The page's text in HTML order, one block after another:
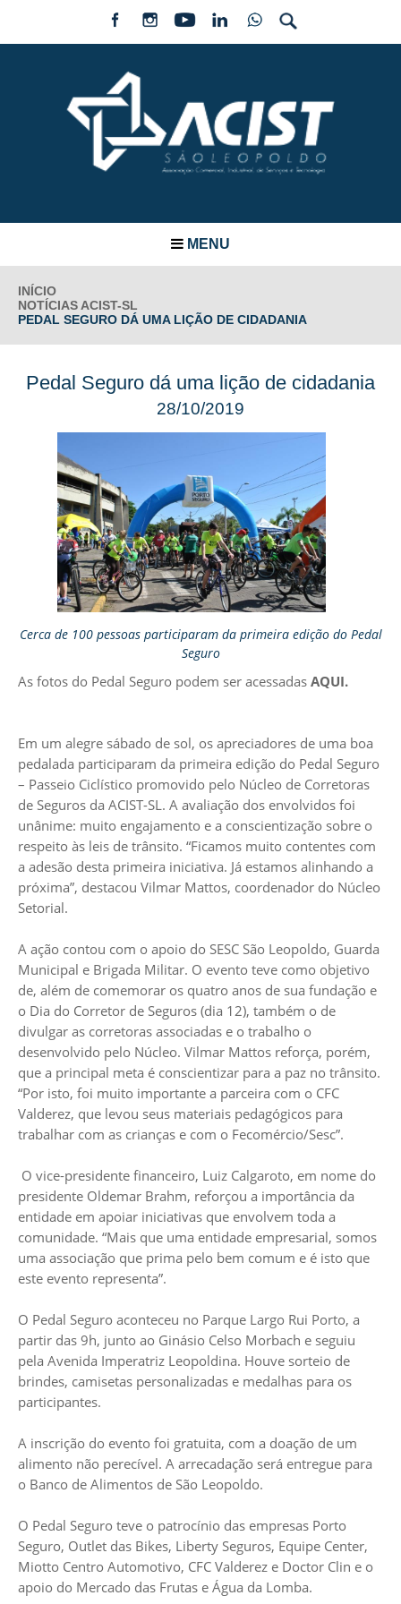
MENU
INÍCIO
NOTÍCIAS ACIST-SL
PEDAL SEGURO DÁ UMA LIÇÃO DE CIDADANIA
Pedal Seguro dá uma lição de cidadania
28/10/2019
Cerca de 100 pessoas participaram da primeira edição do Pedal
Seguro
As fotos do Pedal Seguro podem ser acessadas AQUI.
Em um alegre sábado de sol, os apreciadores de uma boa
pedalada participaram da primeira edição do Pedal Seguro
– Passeio Ciclístico promovido pelo Núcleo de Corretoras
de Seguros da ACIST-SL. A avaliação dos envolvidos foi
unânime: muito engajamento e a conscientização sobre o
respeito às leis de trânsito. “Ficamos muito contentes com
a adesão desta primeira iniciativa. Já estamos alinhando a
próxima”, destacou Vilmar Mattos, coordenador do Núcleo
Setorial.
A ação contou com o apoio do SESC São Leopoldo, Guarda
Municipal e Brigada Militar. O evento teve como objetivo
de, além de comemorar os quatro anos de sua fundação e
o Dia do Corretor de Seguros (dia 12), também o de
divulgar as corretoras associadas e o trabalho o
desenvolvido pelo Núcleo. Vilmar Mattos reforça, porém,
que a principal meta é conscientizar para a paz no trânsito.
“Por isto, foi muito importante a parceira com o CFC
Valderez, que levou seus materiais pedagógicos para
trabalhar com as crianças e com o Fecomércio/Sesc”.
O vice-presidente financeiro, Luiz Calgaroto, em nome do
presidente Oldemar Brahm, reforçou a importância da
entidade em apoiar iniciativas que envolvem toda a
comunidade. “Mais que uma entidade empresarial, somos
uma associação que prima pelo bem comum e é isto que
este evento representa”.
O Pedal Seguro aconteceu no Parque Largo Rui Porto, a
partir das 9h, junto ao Ginásio Celso Morbach e seguiu
pela Avenida Imperatriz Leopoldina. Houve sorteio de
brindes, camisetas personalizadas e medalhas para os
participantes.
A inscrição do evento foi gratuita, com a doação de um
alimento não perecível. A arrecadação será entregue para
o Banco de Alimentos de São Leopoldo.
O Pedal Seguro teve o patrocínio das empresas Porto
Seguro, Outlet das Bikes, Liberty Seguros, Equipe Center,
Miotto Centro Automotivo, CFC Valderez e Doctor Clin e o
apoio do Mercado das Frutas e Água da Lomba.